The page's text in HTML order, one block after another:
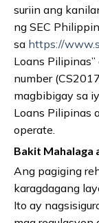
suriin ang
ng SEC
sa https://
Loans
number
magbibigay sa
Loans Pilipinas
operate.
Bakit Mahalaga
Ang pagiging
karagdagang
Ito ay